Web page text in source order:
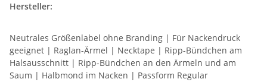
Hersteller:
Neutrales Größenlabel ohne Branding | Für Nackendruck
geeignet | Raglan-Ärmel | Necktape | Ripp-Bündchen am
Halsausschnitt | Ripp-Bündchen an den Ärmeln und am
Saum | Halbmond im Nacken | Passform Regular